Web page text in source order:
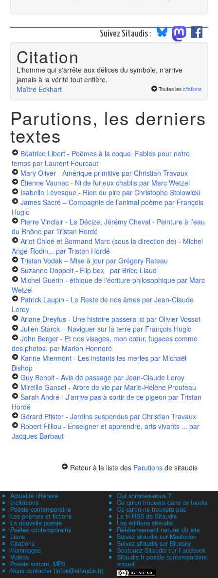
Suivez Sitaudis :
Citation
L'homme qui s'arrête aux délices du symbole, n'arrive
jamais à la vérité tout entière.
Maître Eckhart
Toutes les citations
Parutions, les derniers
textes
Béatrice Libert - Poèmes à la coque. Fables pour notre
temps par Laurent Fourcaut
Mary Oliver - Amérique primitive par Christian Travaux
Étienne Vaunac - Ni de furieux chablis par Marc Wetzel
Isabelle Lévesque - Rien du pire par Christophe Stolowicki
James Sacré – Compagnie de l’animal poème par François
Huglo
Pierre Vinclair - La Décize, Jérémy Cheval - Peinture à l’eau
du Rhône par Tristan Hordé
Ariot Chloé et Bormand Marc (sous la direction de) - Michel
Ange-Rodin... par Tristan Hordé
Tristan Vodak – Mise à jour par Grégory Rateau
Suzanne Doppelt - Flip box par Brice Liaud
Michel Guérin - éthique de l'écriture philosophique par Marc
Wetzel
Patrick Laupin - Le Reste de nos âmes par Jean-Claude
Leroy
Ariane Dreyfus - Une histoire passera ici par Olivier Vossot
Julien Starck – Naviguer sur la terre par François Huglo
John Berger - Et nos visages, mon cœur, fugaces comme
des photos. par Marion Honnoré
Karine Miermont - Les instants les merles par Michaël
Bishop
Guy Benoit - Avis de passage par Jean-Claude Leroy
Mireille Gansel - Arbre de vie par Marie-Hélène Prouteau
Sarah André - J’arrive pas à sortir de ce pigeon par Tristan
Hordé
Gérard Pfister - Jardins suspendus par Christian Travaux
Robert Filliou - Enseigner et apprendre, arts vivants ... par
Jacques Barbaut
Retour à la liste des Parutions de sitaudis
Actualité littéraire
Incitations
Poésie contemporaine
Les poèmes et fictions
La nouvelle poésie
Poètes contemporains
Liens
Citations
Hommages
Vidéos
Poésie sonore, MP3
Nous contacter (infos@sitaudis.fr)
Qui sommes-nous ?
Ce qu'on trouvera dans ce taudis
Ce qu'on ne trouvera pas
Le fil RSS de Sitaudis
Les éditions sitaudis
Référencement naturel du site
Suivez sitaudis sur Mastodon
Suivez sitaudis sur Bluesky
Soutenez Sitaudis sur Facebook
Sitaudis.fr poésie contemporaine,
accueil